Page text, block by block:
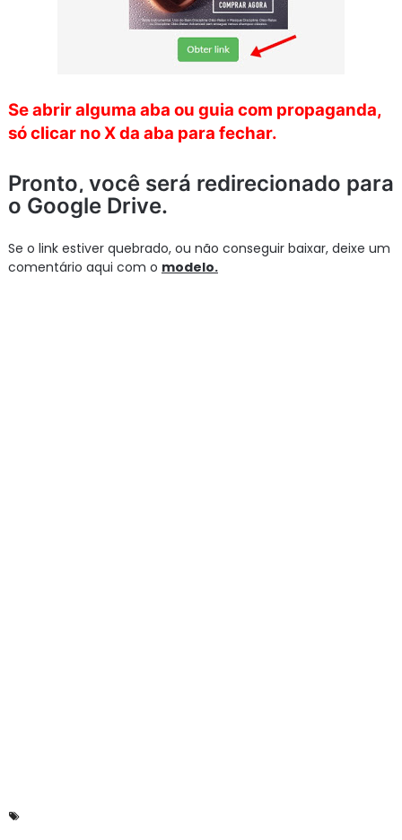
Se abrir alguma aba ou guia com propaganda,
só clicar no X da aba para fechar.
Pronto, você será redirecionado para
o Google Drive.
Se o link estiver quebrado, ou não conseguir baixar, deixe um
comentário aqui com o modelo.